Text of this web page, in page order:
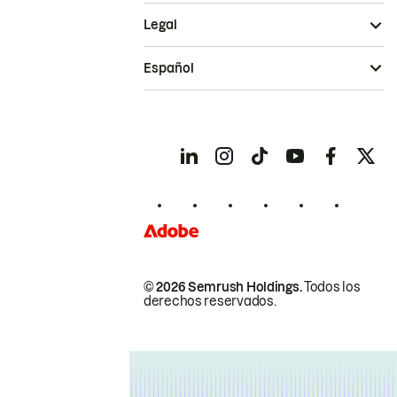
© 2026 Semrush Holdings.Todos los
derechos reservados.
Legal
Español